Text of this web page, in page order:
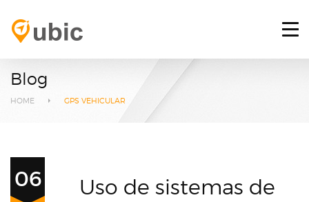
RETOS
PLATAFORMA GPS
CONTACTO
Blog
HOME GPS VEHICULAR
06
Uso de sistemas de